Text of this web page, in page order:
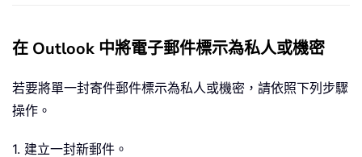
在 Outlook 中將電子郵件標示為私人或機密
若要將單一封寄件郵件標示為私人或機密，請依照下列步驟
操作。
1. 建立一封新郵件。